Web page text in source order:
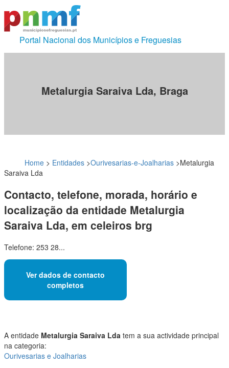
Portal Nacional dos Municípios e Freguesias
Metalurgia Saraiva Lda, Braga
Home > Entidades >Ourivesarias-e-Joalharias >Metalurgia
Saraiva Lda
Contacto, telefone, morada, horário e
localização da entidade Metalurgia
Saraiva Lda, em celeiros brg
Telefone: 253 28...
Ver dados de contacto
completos
A entidade Metalurgia Saraiva Lda tem a sua actividade principal
na categoria:
Ourivesarias e Joalharias